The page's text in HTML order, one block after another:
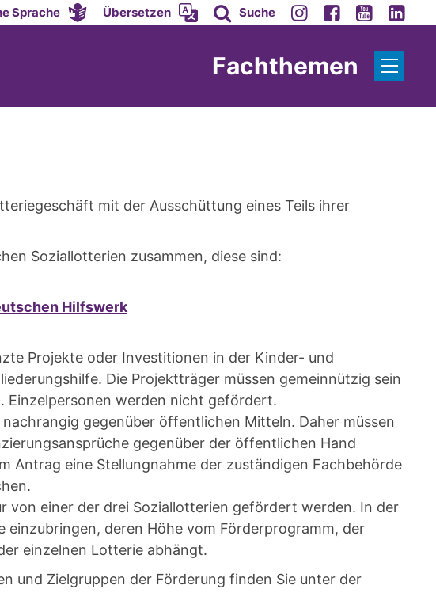
Sprache Übersetzen Suche
Fachthemen
mit der Ausschüttung eines Teils ihrer
Soziallotterien zusammen, diese sind:
Hilfswerk
Projekte oder Investitionen in der Kinder- und
Die Projektträger müssen gemeinnützig sein
Einzelpersonen werden nicht gefördert.
gegenüber öffentlichen Mitteln. Daher müssen
gegenüber der öffentlichen Hand
Antrag eine Stellungnahme der zuständigen Fachbehörde
von einer der drei Soziallotterien gefördert werden. In der
einzubringen, deren Höhe vom Förderprogramm, der
einzelnen Lotterie abhängt.
und Zielgruppen der Förderung finden Sie unter der